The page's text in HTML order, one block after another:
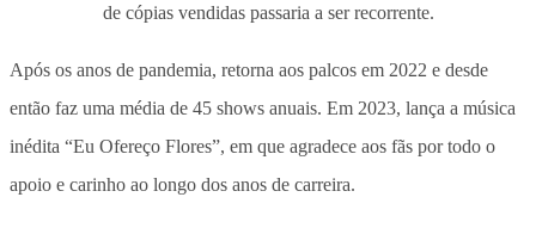
de cópias vendidas passaria a ser recorrente.
Após os anos de pandemia, retorna aos palcos em 2022 e desde
então faz uma média de 45 shows anuais. Em 2023, lança a música
inédita “Eu Ofereço Flores”, em que agradece aos fãs por todo o
apoio e carinho ao longo dos anos de carreira.